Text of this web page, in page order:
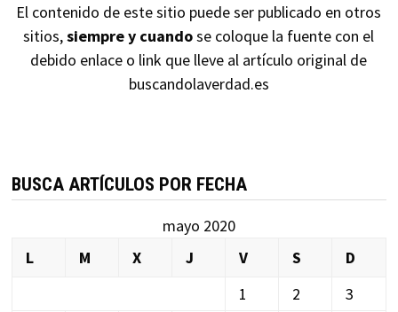
El contenido de este sitio puede ser publicado en otros
sitios,siempre y cuandose coloque la fuente con el
debido enlace o link que lleve al artículo original de
buscandolaverdad.es
BUSCA ARTÍCULOS POR FECHA
mayo 2020
L
M X J V S
D
1
2
3